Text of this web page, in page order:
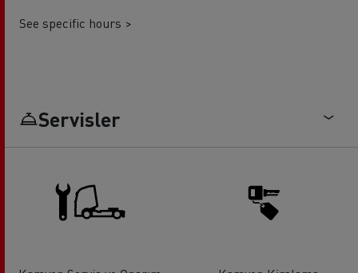
See specific hours >
Servisler